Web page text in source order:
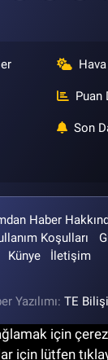
Puan
Son
Haber
Koşulları
Künye
İletişim
Yazılımı: TE
için
için lütfen